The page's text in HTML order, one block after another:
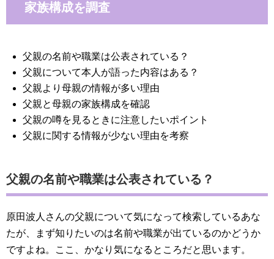
家族構成を調査
父親の名前や職業は公表されている？
父親について本人が語った内容はある？
父親より母親の情報が多い理由
父親と母親の家族構成を確認
父親の噂を見るときに注意したいポイント
父親に関する情報が少ない理由を考察
父親の名前や職業は公表されている？
原田波人さんの父親について気になって検索しているあな
たが、まず知りたいのは名前や職業が出ているのかどうか
ですよね。ここ、かなり気になるところだと思います。